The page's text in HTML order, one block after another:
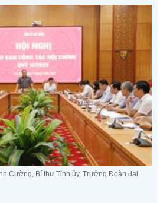
Cường, Bí thư Tỉnh ủy, Trưởng Đoàn đại